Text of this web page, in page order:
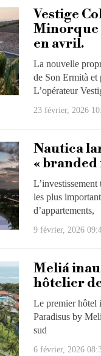
Vestige
Minorque
en avril.
La nouvelle
de Son Ermità et
L’opérateur
23 février, 2026
Nautica
« branded
les plus
d’appartements,
9 février, 2026
Meliá
hôtelier
Le premier hôtel
Paradisus by
sud
6 février, 2026